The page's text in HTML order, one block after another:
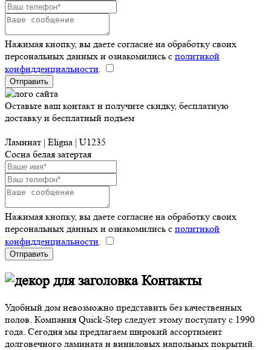
Нажимая кнопку, вы даете согласие на обработку своих
персональных данных и ознакомились с политикой
конфидденциальности.
Отправить
Оставьте ваш контакт и получите скидку, бесплатную
доставку и бесплатный подъем
Ламинат | Eligna | U1235
Сосна белая затертая
Нажимая кнопку, вы даете согласие на обработку своих
персональных данных и ознакомились с политикой
конфидденциальности.
Отправить
Контакты
Удобный дом невозможно представить без качественных
полов. Компания Quick-Step следует этому постулату с 1990
года. Сегодня мы предлагаем широкий ассортимент
долговечного ламината и виниловых напольных покрытий.